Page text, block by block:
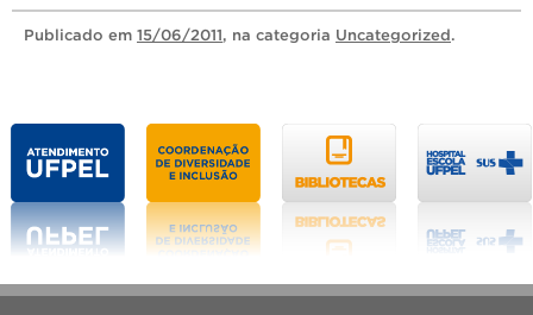
Publicado em 15/06/2011, na categoria Uncategorized.